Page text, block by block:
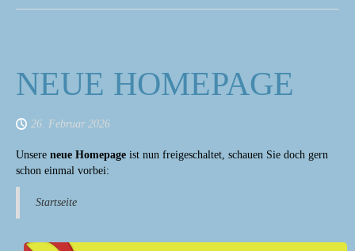
NEUE HOMEPAGE
26. Februar 2026
Unsere neue Homepage ist nun freigeschaltet, schauen Sie doch gern
schon einmal vorbei:
Startseite